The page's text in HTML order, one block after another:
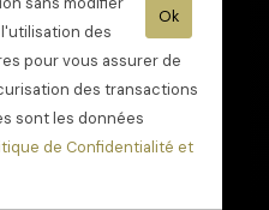
Ok
des
pour vous assurer de
des transactions
sont les données
de Confidentialité et